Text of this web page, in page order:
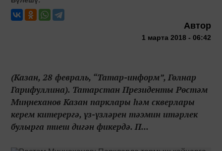
Автор
1 марта 2018 - 06:42
(Казан, 28 февраль, “Татар-информ”, Гөлнар
Гарифуллина). Татарстан Президенты Рөстәм
Миңнеханов Казан парклары һәм скверлары
керем китерергә, үз-үзләрен тәэмин итәрлек
булырга тиеш дигән фикердә. П...